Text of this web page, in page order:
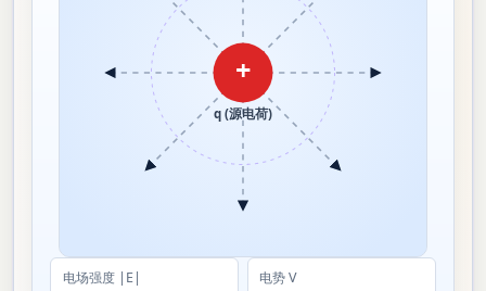
+
q (源电荷)
电场强度 |E| 电势 V